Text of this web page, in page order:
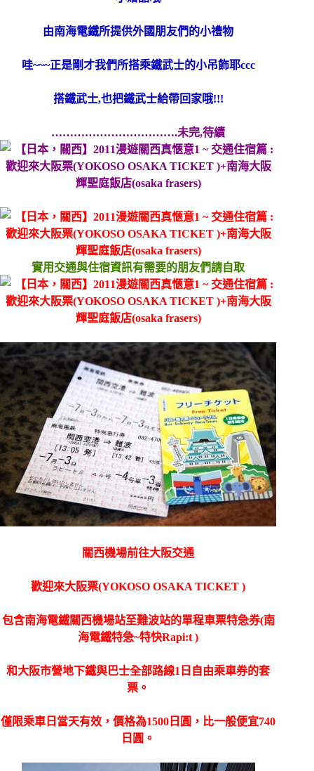
由南海電鐵所提供外國朋友們的小禮物
哇~~~正是剛才我們所搭乘鐵武士的小吊飾耶ccc
搭鐵武士,也把鐵武士給帶回家哦!!!
…………………………….未完,待續
實用交通與住宿資訊有需要的朋友們請自取
關西機場前往大阪交通
歡迎來大阪票(YOKOSO OSAKA TICKET )
包含南海電鐵關西機場站至難波站的單程車票特急券(南
海電鐵特急~特快Rapi:t )
和大阪市營地下鐵與巴士全部路線1日自由乘車券的套
票。
僅限乘車日當天有效，價格為1500日圓，比一般便宜740
日圓。